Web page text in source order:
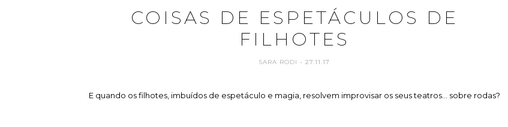
COISAS DE ESPETÁCULOS DE
FILHOTES
SARA RODI - 27.11.17
E quando os filhotes, imbuídos de espetáculo e magia, resolvem improvisar os seus teatros... sobre rodas?